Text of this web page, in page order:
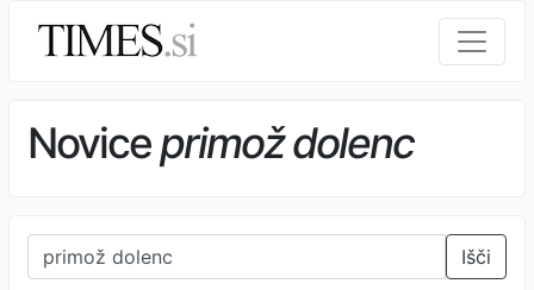
Noviceprimož dolenc
Išči